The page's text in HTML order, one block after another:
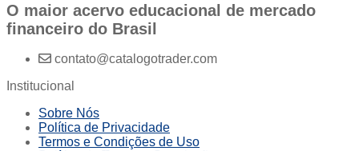
O maior acervo educacional de mercado
financeiro do Brasil
contato@catalogotrader.com
Institucional
Sobre Nós
Política de Privacidade
Termos e Condições de Uso